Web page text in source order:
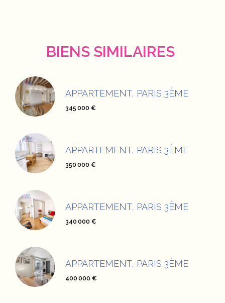
BIENS SIMILAIRES
APPARTEMENT, PARIS 3ÈME
345 000 €
APPARTEMENT, PARIS 3ÈME
350 000 €
APPARTEMENT, PARIS 3ÈME
340 000 €
APPARTEMENT, PARIS 3ÈME
400 000 €